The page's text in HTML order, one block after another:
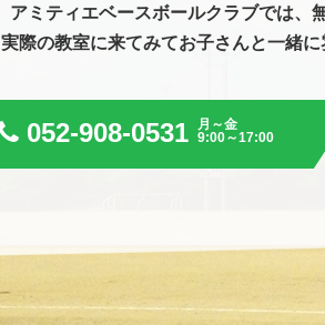
アミティエベースボールクラブでは、
実際の教室に来てみてお子さんと一緒
052-908-0531
月～金
9:00～17:00